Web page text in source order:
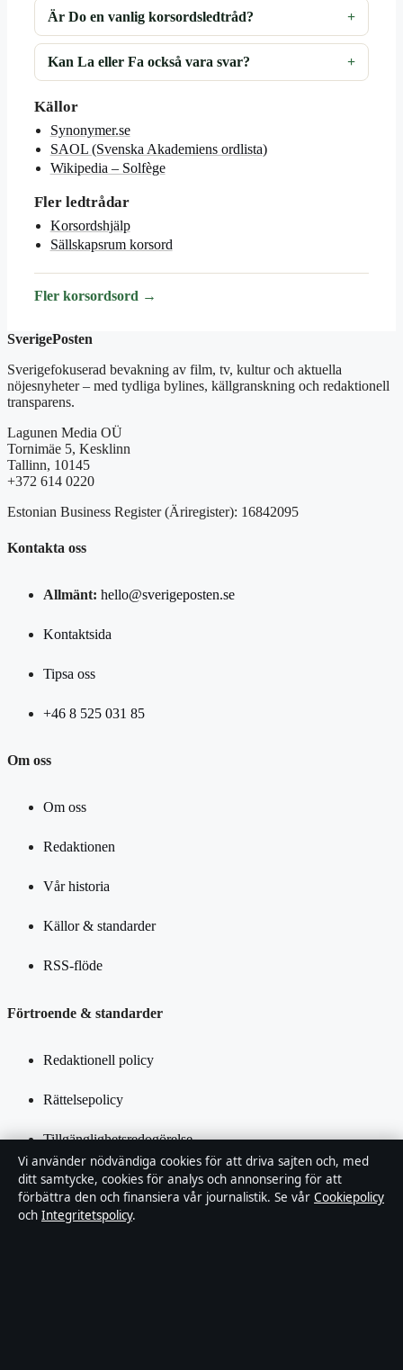
Är Do en vanlig korsordsledtråd?
Kan La eller Fa också vara svar?
Källor
Synonymer.se
SAOL (Svenska Akademiens ordlista)
Wikipedia – Solfège
Fler ledtrådar
Korsordshjälp
Sällskapsrum korsord
Fler korsordsord →
SverigePosten
Sverigefokuserad bevakning av film, tv, kultur och aktuella
nöjesnyheter – med tydliga bylines, källgranskning och redaktionell
transparens.
Lagunen Media OÜ
Tornimäe 5, Kesklinn
Tallinn, 10145
+372 614 0220
Estonian Business Register (Äriregister): 16842095
Kontakta oss
Allmänt: hello@sverigeposten.se
Kontaktsida
Tipsa oss
+46 8 525 031 85
Om oss
Om oss
Redaktionen
Vår historia
Källor & standarder
RSS-flöde
Förtroende & standarder
Redaktionell policy
Rättelsepolicy
Tillgänglighetsredogörelse
Integritetspolicy
Kändisar & integritet
Vi använder nödvändiga cookies för att driva sajten och, med
ditt samtycke, cookies för analys och annonsering för att
förbättra den och finansiera vår journalistik. Se vår Cookiepolicy
och Integritetspolicy.